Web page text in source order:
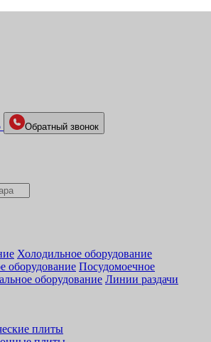
Обратный звонок
Холодильное оборудование
оборудование Посудомоечное
оборудование Линии раздачи
плиты